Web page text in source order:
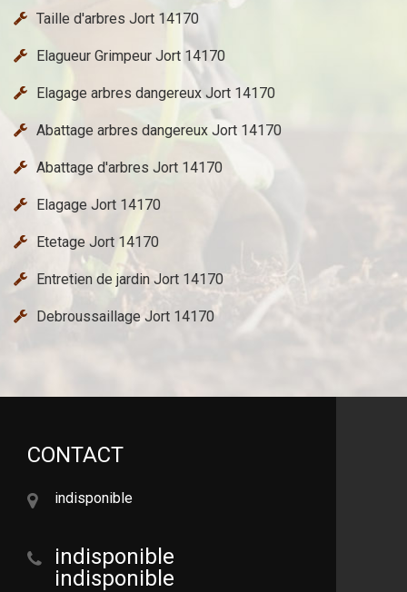
Taille d'arbres Jort 14170
Elagueur Grimpeur Jort 14170
Elagage arbres dangereux Jort 14170
Abattage arbres dangereux Jort 14170
Abattage d'arbres Jort 14170
Elagage Jort 14170
Etetage Jort 14170
Entretien de jardin Jort 14170
Debroussaillage Jort 14170
CONTACT
indisponible
indisponible
indisponible